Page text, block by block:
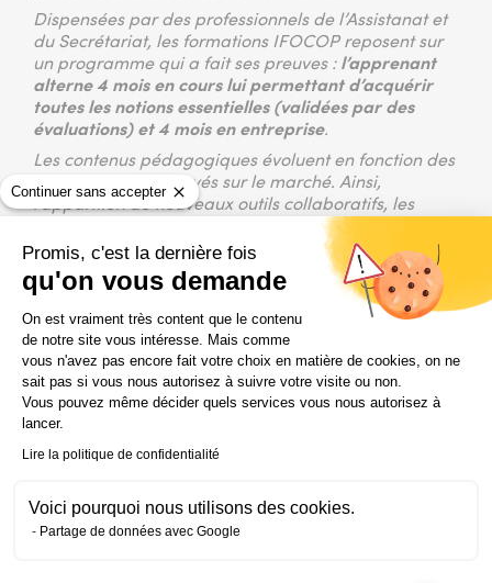
Continuer sans accepter
Promis, c'est la dernière fois
qu'on vous demande
Plateforme de Gestion du
On est vraiment très content que le contenu
de notre site vous intéresse. Mais comme
vous n'avez pas encore fait votre choix en matière de cookies, on ne
sait pas si vous nous autorisez à suivre votre visite ou non.
Vous pouvez même décider quels services vous nous autorisez à
lancer.
Lire la politique de confidentialité
Voici pourquoi nous utilisons des cookies.
Partage de données avec Google
Dispensées par des professionnels de l’Assistanat et
du Secrétariat, les formations IFOCOP reposent sur
un programme qui a fait ses preuves : l’apprenant
alterne 4 mois en cours lui permettant d’acquérir
toutes les notions essentielles (validées par des
évaluations) et 4 mois en entreprise.
Les contenus pédagogiques évoluent en fonction des
changements observés sur le marché. Ainsi,
l’apparition de nouveaux outils collaboratifs, les
exigences en bureautique et en linguistique, les
impératifs du savoir-être et l’apparition de nouvelles
spécialisations métiers ont fait évoluer les
programmes pédagogiques.
Découvrez les formations enAssistanat /
Secrétariatdispensées par l’IFOCOP :